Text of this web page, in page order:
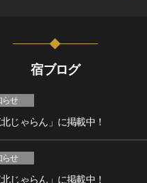
宿ブログ
らせ
じゃらん」に掲載中！
らせ
じゃらん」に掲載中！